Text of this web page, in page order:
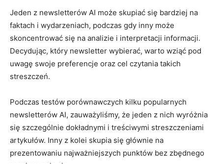
Jeden⁤ z newsletterów ⁤AI może skupiać się bardziej na
faktach i‌ wydarzeniach, podczas gdy ​inny​ może
skoncentrować się‌ na analizie ‌i⁤ interpretacji ‍informacji.
⁤Decydując, który ⁣newsletter ⁤wybierać, ⁤warto ⁣wziąć⁣ pod‍
uwagę⁤ swoje preferencje⁢ oraz⁣ cel czytania takich
streszczeń.
Podczas testów porównawczych kilku popularnych
newsletterów AI, zauważyliśmy, że jeden z nich wyróżnia
się szczególnie dokładnymi i treściwymi streszczeniami
artykułów.⁤ Inny ⁤z kolei skupia się głównie ⁢na⁤
prezentowaniu najważniejszych punktów ‍bez zbędnego